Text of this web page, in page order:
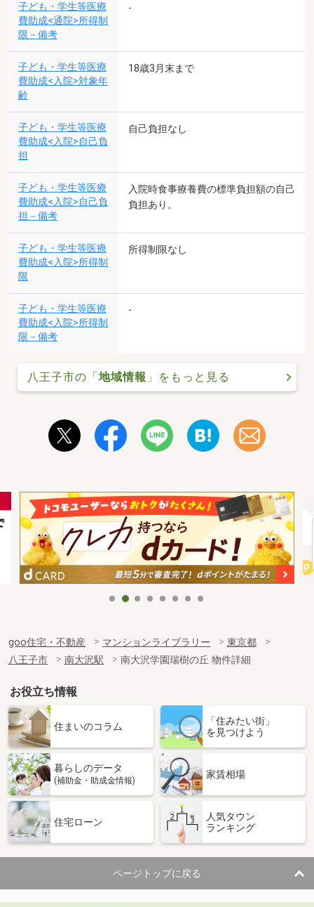
子ども・学生等医療
費助成<通院>所得制
限－備考
-
子ども・学生等医療
費助成<入院>対象年
齢
18歳3月末まで
子ども・学生等医療
費助成<入院>自己負
担
自己負担なし
子ども・学生等医療
費助成<入院>自己負
担－備考
入院時食事療養費の標準負担額の自己
負担あり。
子ども・学生等医療
費助成<入院>所得制
限
所得制限なし
子ども・学生等医療
費助成<入院>所得制
限－備考
-
八王子市の「地域情報 」をもっと見る
goo住宅・不動産 マンションライブラリー
東京都
八王子市
南大沢駅 南大沢学園瑞樹の丘 物件詳細
お役立ち情報
住まいのコラム
「住みたい街」
を見つけよう
暮らしのデータ
(補助金・助成金情報)
家賃相場
住宅ローン
人気タウン
ランキング
ページトップに戻る